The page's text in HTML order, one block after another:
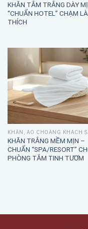
KHĂN TẮM TRẮNG DÀY
“CHUẨN HOTEL” CHẠM LÀ
THÍCH
KHĂN, ÁO CHOÀNG KHÁCH
KHĂN TRẮNG MỀM MỊN –
CHUẨN “SPA/RESORT”
PHÒNG TẮM TINH TƯƠM